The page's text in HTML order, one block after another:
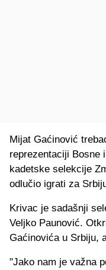
Mijat Gaćinović
reprezentaciji Bosne
kadetske selekcije
odlučio igrati za
Krivac je sadašnji
Veljko Paunović.
Gaćinovića u Srbiju,
"Jako nam je važna